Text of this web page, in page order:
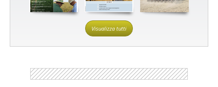
Visualizza tutti